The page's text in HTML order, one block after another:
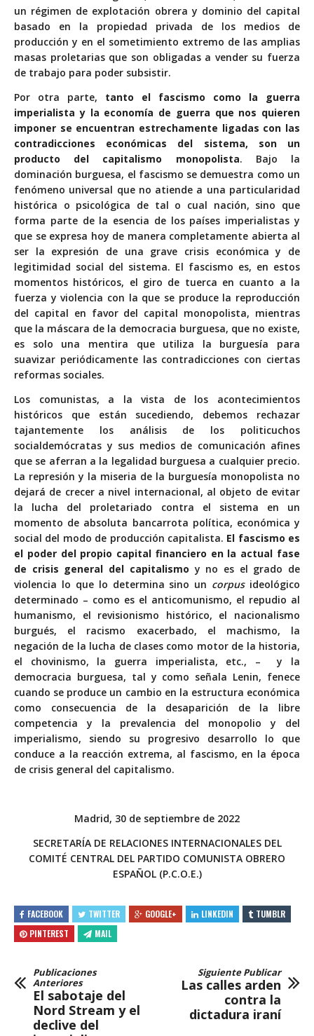
un régimen de explotación obrera y dominio del capital
basado en la propiedad privada de los medios de
producción y en el sometimiento extremo de las amplias
masas proletarias que son obligadas a vender su fuerza
de trabajo para poder subsistir.
Por otra parte, tanto el fascismo como la guerra
imperialista y la economía de guerra que nos quieren
imponer se encuentran estrechamente ligadas con las
contradicciones económicas del sistema, son un
producto del capitalismo monopolista. Bajo la
dominación burguesa, el fascismo se demuestra como un
fenómeno universal que no atiende a una particularidad
histórica o psicológica de tal o cual nación, sino que
forma parte de la esencia de los países imperialistas y
que se expresa hoy de manera completamente abierta al
ser la expresión de una grave crisis económica y de
legitimidad social del sistema. El fascismo es, en estos
momentos históricos, el giro de tuerca en cuanto a la
fuerza y violencia con la que se produce la reproducción
del capital en favor del capital monopolista, mientras
que la máscara de la democracia burguesa, que no existe,
es solo una mentira que utiliza la burguesía para
suavizar periódicamente las contradicciones con ciertas
reformas sociales.
Los comunistas, a la vista de los acontecimientos
históricos que están sucediendo, debemos rechazar
tajantemente los análisis de los politicuchos
socialdemócratas y sus medios de comunicación afines
que se aferran a la legalidad burguesa a cualquier precio.
La represión y la miseria de la burguesía monopolista no
dejará de crecer a nivel internacional, al objeto de evitar
la lucha del proletariado contra el sistema en un
momento de absoluta bancarrota política, económica y
social del modo de producción capitalista. El fascismo es
el poder del propio capital financiero en la actual fase
de crisis general del capitalismo y no es el grado de
violencia lo que lo determina sino un corpus ideológico
determinado – como es el anticomunismo, el repudio al
humanismo, el revisionismo histórico, el nacionalismo
burgués, el racismo exacerbado, el machismo, la
negación de la lucha de clases como motor de la historia,
el chovinismo, la guerra imperialista, etc., – y la
democracia burguesa, tal y como señala Lenin, fenece
cuando se produce un cambio en la estructura económica
como consecuencia de la desaparición de la libre
competencia y la prevalencia del monopolio y del
imperialismo, siendo su progresivo desarrollo lo que
conduce a la reacción extrema, al fascismo, en la época
de crisis general del capitalismo.
Madrid, 30 de septiembre de 2022
SECRETARÍA DE RELACIONES INTERNACIONALES DEL
COMITÉ CENTRAL DEL PARTIDO COMUNISTA OBRERO
ESPAÑOL (P.C.O.E.)
FACEBOOK TWITTER GOOGLE+ LINKEDIN
TUMBLR
PINTEREST
MAIL
Publicaciones
Anteriores
El sabotaje del
Nord Stream y el
declive del
Siguiente Publicar
Las calles arden
contra la
dictadura iraní